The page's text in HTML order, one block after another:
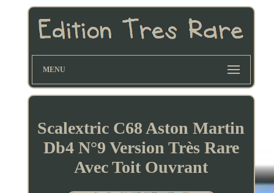
MENU
Scalextric C68 Aston Martin
Db4 N°9 Version Très Rare
Avec Toit Ouvrant